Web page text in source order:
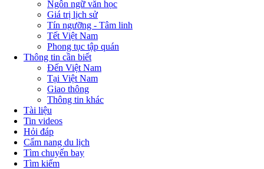
Ngôn ngữ văn học
Giá trị lịch sử
Tín ngưỡng - Tâm linh
Tết Việt Nam
Phong tục tập quán
Thông tin cần biết
Đến Việt Nam
Tại Việt Nam
Giao thông
Thông tin khác
Tài liệu
Tin videos
Hỏi đáp
Cẩm nang du lịch
Tìm chuyến bay
Tìm kiếm